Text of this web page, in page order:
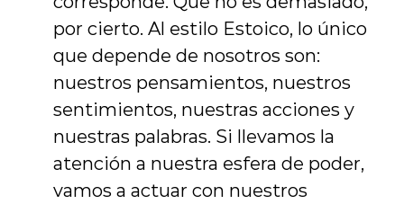
por cierto. Al estilo Estoico, lo único
que depende de nosotros son:
nuestros pensamientos, nuestros
sentimientos, nuestras acciones y
nuestras palabras. Si llevamos la
atención a nuestra esfera de poder,
vamos a actuar con nuestros